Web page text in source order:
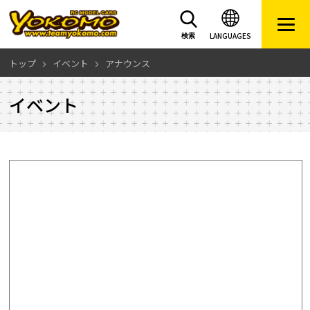
LANGUAGES
検索
トップ イベント アナウンス
イベント